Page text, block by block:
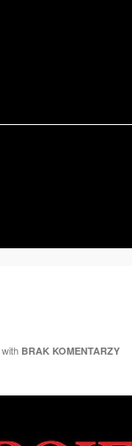
with BRAK KOMENTARZY